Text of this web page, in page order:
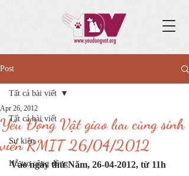
Post
Tất cả bài viết
Sự kiện
Hỗ trợ cộng đồng
Tất cả bài viết
Yêu Động Vật giao lưu cùng sinh
viên RMIT 26/04/2012
Apr 26, 2012
Vào ngày thứ Năm, 26-04-2012, từ 11h